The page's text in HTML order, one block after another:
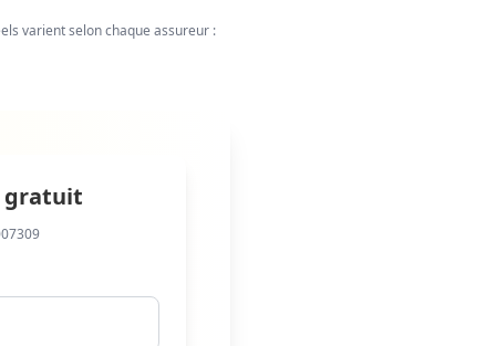
varient selon chaque assureur :
gratuit